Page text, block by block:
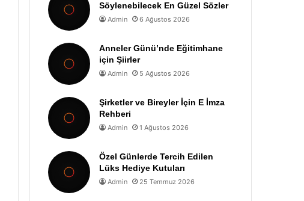
Söylenebilecek En Güzel Sözler
Admin 6 Ağustos 2026
Anneler Günü’nde Eğitimhane
için Şiirler
Admin 5 Ağustos 2026
Şirketler ve Bireyler İçin E İmza
Rehberi
Admin 1 Ağustos 2026
Özel Günlerde Tercih Edilen
Lüks Hediye Kutuları
Admin 25 Temmuz 2026